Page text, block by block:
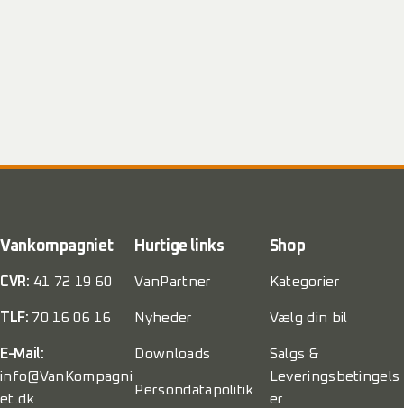
Vankompagniet
CVR: 41 72 19 60
TLF: 70 16 06 16
E-Mail:
info@VanKompagni
et.dk
Hurtige links
VanPartner
Nyheder
Downloads
Persondatapolitik
Shop
Kategorier
Vælg din bil
Salgs &
Leveringsbetingels
er